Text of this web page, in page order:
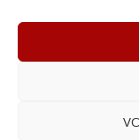
– E-mail :